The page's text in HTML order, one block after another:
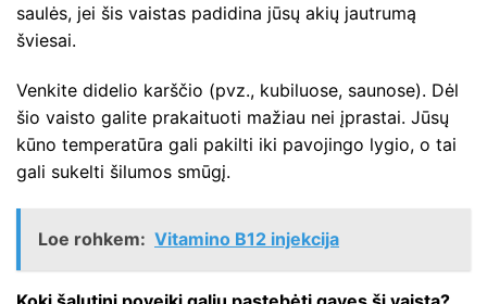
saulės, jei šis vaistas padidina jūsų akių jautrumą
šviesai.
Venkite didelio karščio (pvz., kubiluose, saunose). Dėl
šio vaisto galite prakaituoti mažiau nei įprastai. Jūsų
kūno temperatūra gali pakilti iki pavojingo lygio, o tai
gali sukelti šilumos smūgį.
Loe rohkem: Vitamino B12 injekcija